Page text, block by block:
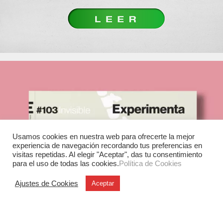
Usamos cookies en nuestra web para ofrecerte la mejor
experiencia de navegación recordando tus preferencias en
visitas repetidas. Al elegir "Aceptar", das tu consentimiento
para el uso de todas las cookies.Política de Cookies
Ajustes de Cookies Aceptar